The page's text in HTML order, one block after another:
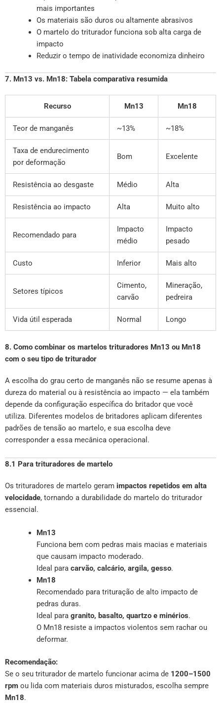
mais importantes
Os materiais são duros ou altamente abrasivos
O martelo do triturador funciona sob alta carga de
impacto
Reduzir o tempo de inatividade economiza dinheiro
7. Mn13 vs. Mn18: Tabela comparativa resumida
Recurso Mn13 Mn18
Teor de manganês ~13% ~18%
Taxa de endurecimento
por deformação
Bom Excelente
Resistência ao desgaste Médio Alta
Resistência ao impacto Alta Muito alto
Recomendado para
Impacto
médio
Impacto
pesado
Custo Inferior Mais alto
Setores típicos
Cimento,
carvão
Mineração,
pedreira
Vida útil esperada Normal Longo
8. Como combinar os martelos trituradores Mn13 ou Mn18
com o seu tipo de triturador
A escolha do grau certo de manganês não se resume apenas à
dureza do material ou à resistência ao impacto — ela também
depende da configuração específica do britador que você
utiliza. Diferentes modelos de britadores aplicam diferentes
padrões de tensão ao martelo, e sua escolha deve
corresponder a essa mecânica operacional.
8.1 Para trituradores de martelo
Os trituradores de martelo geram impactos repetidos em alta
velocidade, tornando a durabilidade do martelo do triturador
essencial.
Mn13
Funciona bem com pedras mais macias e materiais
que causam impacto moderado.
Ideal para carvão, calcário, argila, gesso.
Mn18
Recomendado para trituração de alto impacto de
pedras duras.
Ideal para granito, basalto, quartzo e minérios.
O Mn18 resiste a impactos violentos sem rachar ou
deformar.
Recomendação:
Se o seu triturador de martelo funcionar acima de 1200–1500
rpm ou lida com materiais duros misturados, escolha sempre
Mn18.